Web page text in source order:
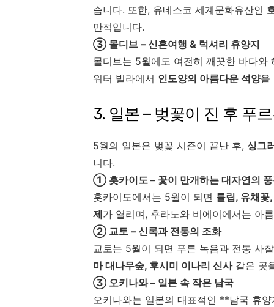
습니다. 또한, 유네스코 세계문화유산인
만적입니다.
③ 몰디브 – 신혼여행 & 럭셔리 휴양지
몰디브는 5월에도 여전히 깨끗한 바다
워터 빌라에서 인도양의 아름다운 석양을
3. 일본 – 벚꽃이 진 후 푸
5월의 일본은 벚꽃 시즌이 끝난 후, 싱그
니다.
① 홋카이도 – 꽃이 만개하는 대자연의
홋카이도에서는 5월이 되면 튤립, 유채꽃
제가 열리며, 후라노와 비에이에서는 아
② 교토 – 신록과 전통의 조화
교토는 5월이 되면 푸른 녹음과 전통 사
마 대나무숲, 후시미 이나리 신사같은 곳
③ 오키나와 – 일본 속 작은 남국
오키나와는 일본의 대표적인 **남국 휴